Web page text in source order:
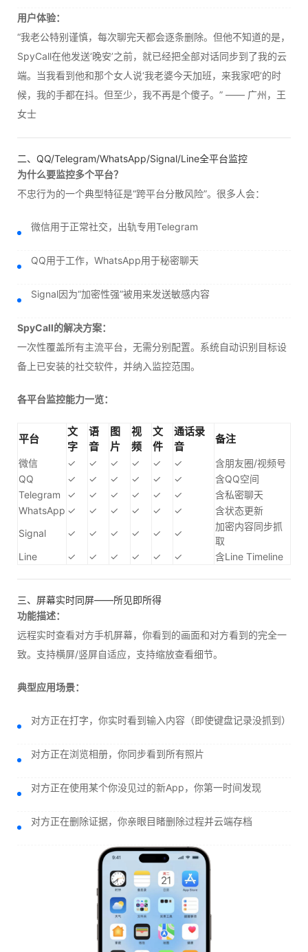
用户体验：
“我老公特别谨慎，每次聊完天都会逐条删除。但他不知道的是，
SpyCall在他发送‘晚安’之前，就已经把全部对话同步到了我的云
端。当我看到他和那个女人说‘我老婆今天加班，来我家吧’的时
候，我的手都在抖。但至少，我不再是个傻子。” —— 广州，王
女士
二、QQ/Telegram/WhatsApp/Signal/Line全平台监控
为什么要监控多个平台？
不忠行为的一个典型特征是“跨平台分散风险”。很多人会：
微信用于正常社交，出轨专用Telegram
QQ用于工作，WhatsApp用于秘密聊天
Signal因为“加密性强”被用来发送敏感内容
SpyCall的解决方案：
一次性覆盖所有主流平台，无需分别配置。系统自动识别目标设
备上已安装的社交软件，并纳入监控范围。
各平台监控能力一览：
平台
文
字
语
音
图
片
视
频
文
件
通话录
音
备注
微信 ✓ ✓ ✓ ✓ ✓ ✓
含朋友圈/视频号
QQ
✓ ✓ ✓ ✓ ✓ ✓
含QQ空间
Telegram
✓ ✓ ✓ ✓ ✓ ✓
含私密聊天
WhatsApp ✓ ✓ ✓ ✓ ✓ ✓
含状态更新
Signal
✓ ✓ ✓ ✓ ✓ ✓
加密内容同步抓
取
Line
✓ ✓ ✓ ✓ ✓ ✓ 含Line Timeline
三、屏幕实时同屏——所见即所得
功能描述：
远程实时查看对方手机屏幕，你看到的画面和对方看到的完全一
致。支持横屏/竖屏自适应，支持缩放查看细节。
典型应用场景：
对方正在打字，你实时看到输入内容（即使键盘记录没抓到）
对方正在浏览相册，你同步看到所有照片
对方正在使用某个你没见过的新App，你第一时间发现
对方正在删除证据，你亲眼目睹删除过程并云端存档